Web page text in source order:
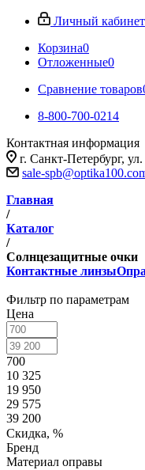
Личный кабинет
Корзина0
Отложенные0
Сравнение товаров
8-800-700-0214
Контактная информация
г. Санкт-Петербург,
sale-
Главная
/
Каталог
/
Солнцезащитные очки
Контактные линзы
Фильтр по параметрам
Цена
700
10 325
19 950
29 575
39 200
Скидка, %
Бренд
Материал оправы